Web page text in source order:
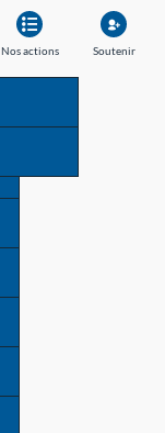
Nos actions Soutenir